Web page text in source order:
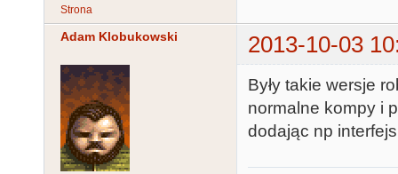
Strona
Adam Klobukowski 2013-10-03
Były takie wersje
normalne kompy i
dodając np